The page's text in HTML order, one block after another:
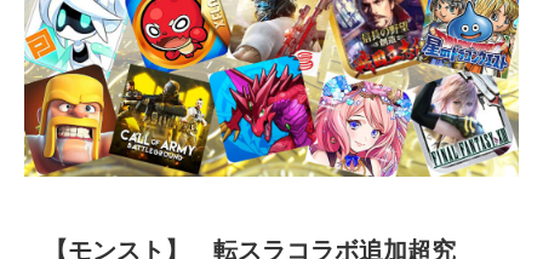
【モンスト】 転スラコラボ追加超究